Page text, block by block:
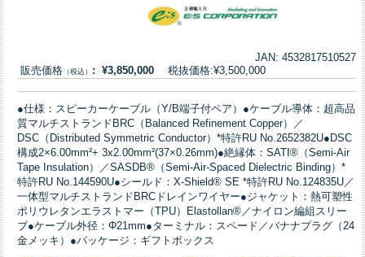
JAN: 4532817510527
販売価格 （税込） : ¥3,850,000 税抜価格:¥3,500,000
●仕様：スピーカーケーブル（Y/B端子付ペア）●ケーブル導体：超高品
質マルチストランドBRC（Balanced Refinement Copper）／
DSC（Distributed Symmetric Conductor）*特許RU No.2652382U●DSC
構成2×6.00mm²+ 3х2.00mm²(37×0.26mm)●絶縁体：SATI®（Semi-Air
Tape Insulation）／SASDB®（Semi-Air-Spaced Dielectric Binding）*
特許RU No.144590U●シールド：X-Shield® SE *特許RU No.124835U／
一体型マルチストランドBRCドレインワイヤー●ジャケット：熱可塑性
ポリウレタンエラストマー（TPU）Elastollan®／ナイロン編組スリー
ブ●ケーブル外径：Φ21mm●ターミナル：スペード／バナナプラグ（24
金メッキ）●パッケージ：ギフトボックス